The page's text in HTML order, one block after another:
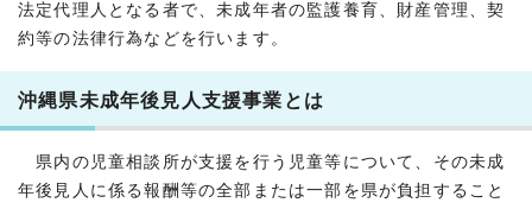
法定代理人となる者で、未成年者の監護養育、財産管理、契
約等の法律行為などを行います。
沖縄県未成年後見人支援事業とは
県内の児童相談所が支援を行う児童等について、その未成
年後見人に係る報酬等の全部または一部を県が負担すること